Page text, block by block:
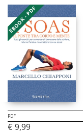
EBOOK - PDF
PDF
€ 9,99